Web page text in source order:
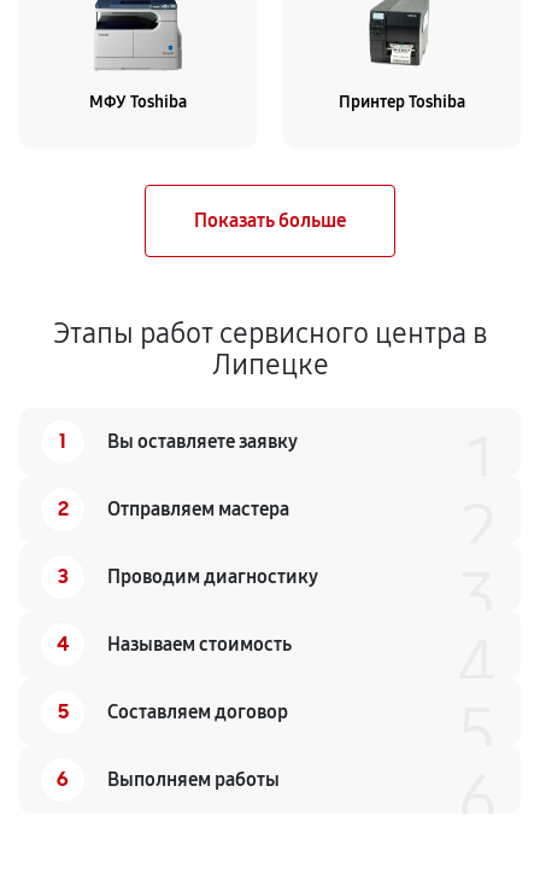
МФУ Toshiba Принтер Toshiba
Этапы работ сервисного центра в
Липецке
1 Вы оставляете заявку
2 Отправляем мастера
3 Проводим диагностику
4 Называем стоимость
5 Составляем договор
6 Выполняем работы